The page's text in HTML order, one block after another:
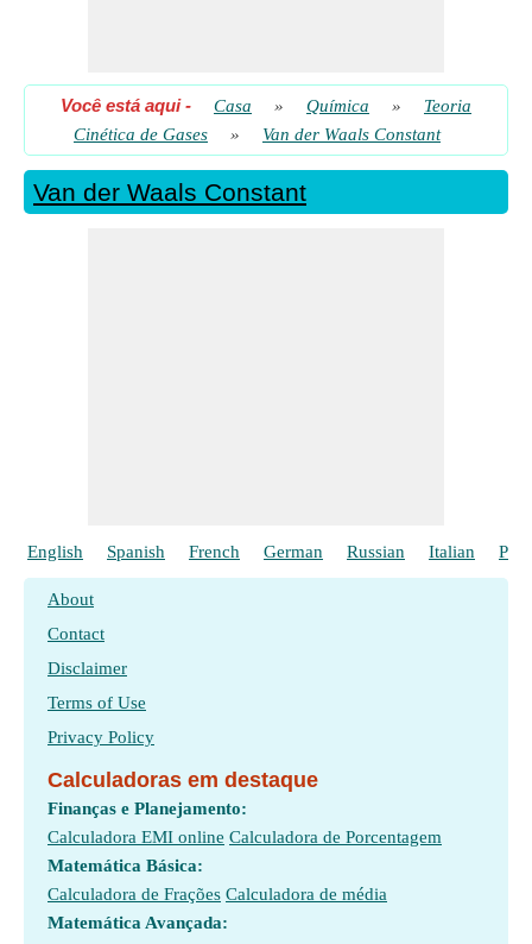
Pressão Crítica sem uso de Constantes de Van der Waals ​ Vai
Temperatura Crítica dada as Constantes de Van der Waals
Temperatura Crítica sem uso da Constante de Van der Waals
Você está aqui- Casa » Química »
Teoria
Cinética de Gases
» Van der Waals Constant
Van der Waals Constant
English Spanish French German Russian Italian
About
Contact
Disclaimer
Terms of Use
Privacy Policy
Calculadoras em destaque
Finanças e Planejamento:
Calculadora EMI online Calculadora de Porcentagem
Matemática Básica:
Calculadora de Frações Calculadora de média
Matemática Avançada: